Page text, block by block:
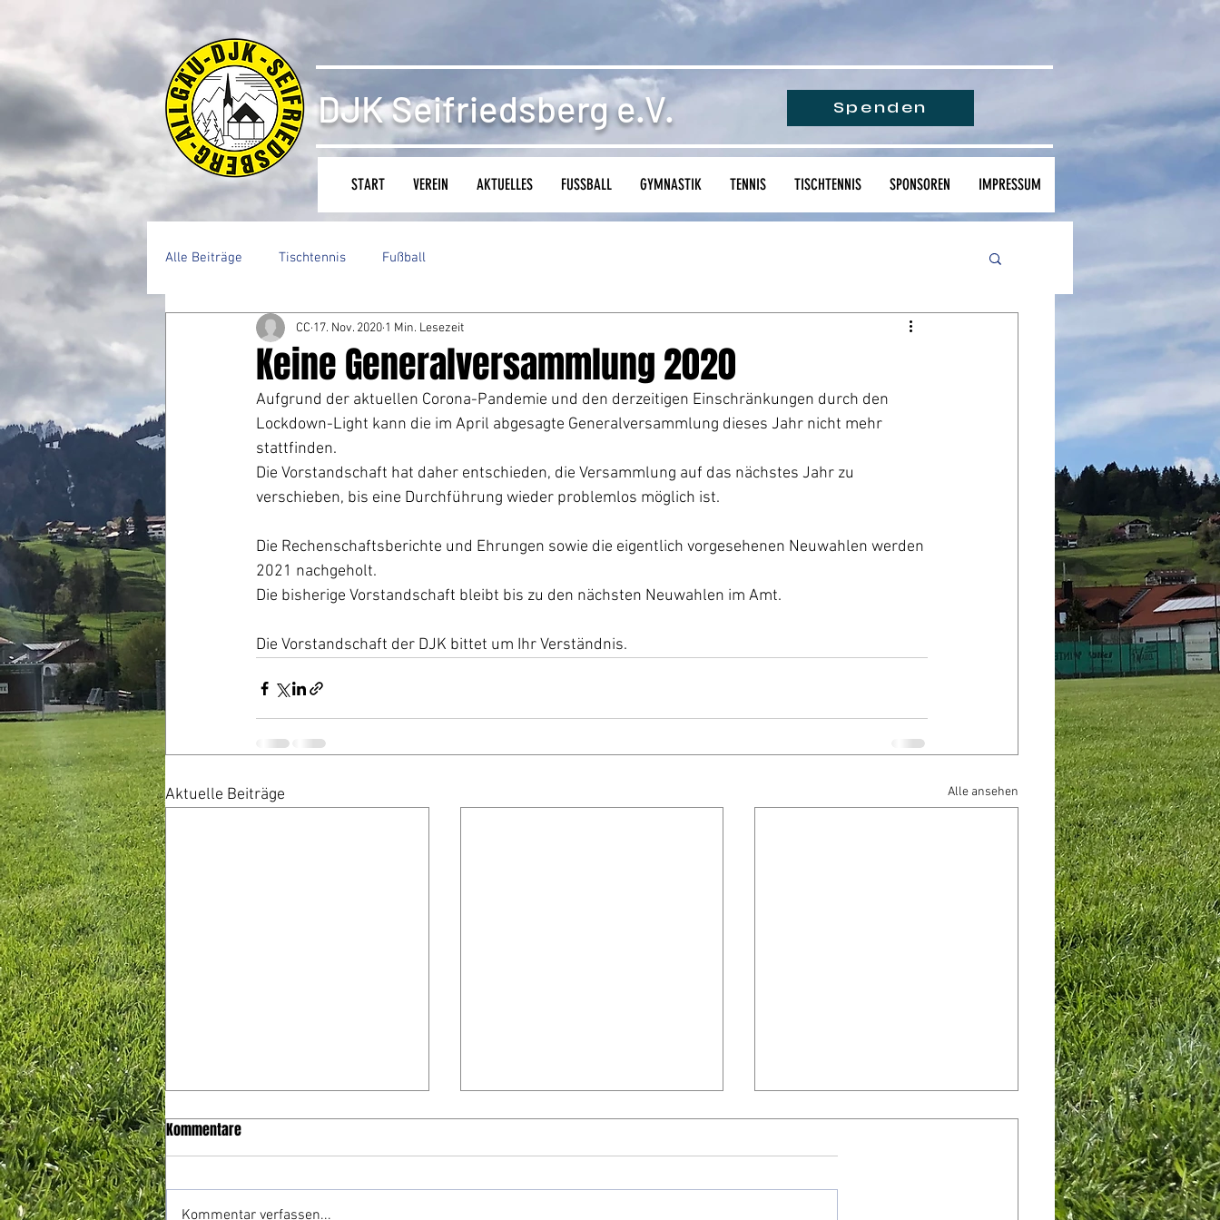
DJK Seifriedsberg e.V. Spenden
START VEREIN AKTUELLES FUSSBALL GYMNASTIK TENNIS TISCHTENNIS SPONSOREN IMPRESSUM
Alle Beiträge Tischtennis Fußball
Keine Generalversammlung 2020
CC 17. Nov. 2020 1 Min. Lesezeit
Aufgrund der aktuellen Corona-Pandemie und den derzeitigen Einschränkungen durch den
Lockdown-Light kann die im April abgesagte Generalversammlung dieses Jahr nicht mehr
stattfinden.
Die Vorstandschaft hat daher entschieden, die Versammlung auf das nächstes Jahr zu
verschieben, bis eine Durchführung wieder problemlos möglich ist.
Die Rechenschaftsberichte und Ehrungen sowie die eigentlich vorgesehenen Neuwahlen werden
2021 nachgeholt.
Die bisherige Vorstandschaft bleibt bis zu den nächsten Neuwahlen im Amt.
Die Vorstandschaft der DJK bittet um Ihr Verständnis.
Aktuelle Beiträge Alle ansehen
Kommentare
Kommentar verfassen...